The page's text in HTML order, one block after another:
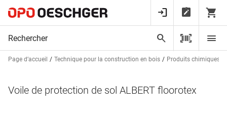
Page d’accueil Technique pour la construction en bois Produits chimiques
Voile de protection de sol ALBERT floorotex